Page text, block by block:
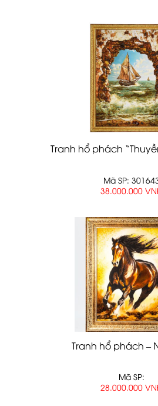
Tranh hổ phách
Mã SP:
38.000.000
Tranh hổ phách –
Mã SP:
28.000.000